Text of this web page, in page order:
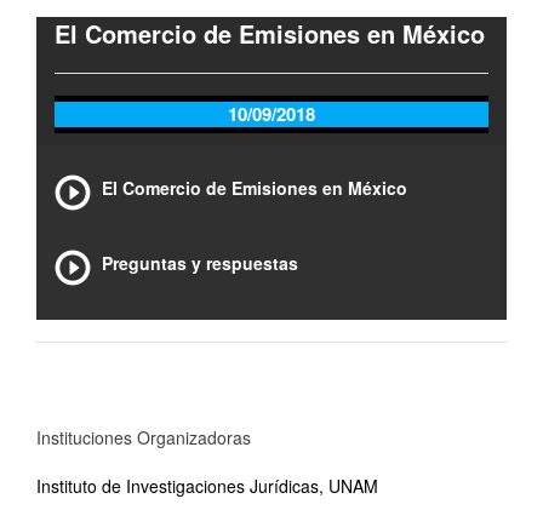
El Comercio de Emisiones en México
10/09/2018
El Comercio de Emisiones en México
Preguntas y respuestas
Instituciones Organizadoras
Instituto de Investigaciones Jurídicas, UNAM